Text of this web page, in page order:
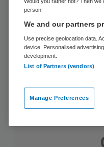
person
We and our partners
Use precise geolocation data.
device. Personalised
development.
List of Partners (vendors)
Manage Preferences